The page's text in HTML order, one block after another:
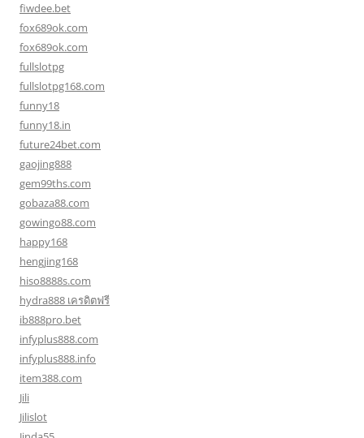
fiwdee.bet
fox689ok.com
fox689ok.com
fullslotpg
fullslotpg168.com
funny18
funny18.in
future24bet.com
gaojing888
gem99ths.com
gobaza88.com
gowingo88.com
happy168
hengjing168
hiso8888s.com
hydra888 เครดิตฟรี
ib888pro.bet
infyplus888.com
infyplus888.info
item388.com
Jili
Jilislot